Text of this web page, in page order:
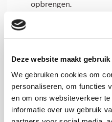
Deze website maakt
We gebruiken cookies om
personaliseren, om functies
en om ons websiteverkeer
informatie over uw gebruik
opbrengen.
Actief benaderen van
schuld, zorgt ervoor
Door de actieve
Deze aanpak heeft
lopende huur sneller